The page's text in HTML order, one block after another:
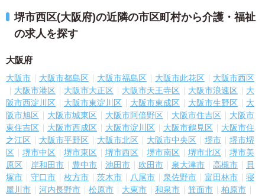
堺市西区(大阪府)の近隣の市区町村から介護・福祉
の求人を探す
大阪府
大阪市 大阪市都島区 大阪市福島区 大阪市此花区
大阪市西区
大阪市港区
大阪市大正区 大阪市天王寺区 大阪市浪速区
大
阪市西淀川区
大阪市東淀川区 大阪市東成区 大阪市生野区
大
阪市旭区
大阪市城東区 大阪市阿倍野区 大阪市住吉区
大阪市
東住吉区
大阪市西成区 大阪市淀川区 大阪市鶴見区
大阪市住
之江区
大阪市平野区 大阪市北区 大阪市中央区 堺市
堺市堺
区
堺市中区 堺市東区 堺市西区 堺市南区 堺市北区
堺市美
原区
岸和田市 豊中市 池田市 吹田市 泉大津市 高槻市
貝
塚市
守口市 枚方市 茨木市 八尾市 泉佐野市 富田林市
寝
屋川市
河内長野市 松原市 大東市 和泉市 箕面市
柏原市